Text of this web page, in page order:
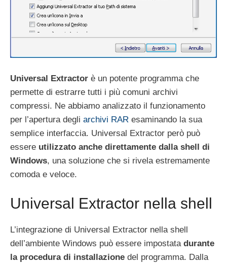
Universal Extractor è un potente programma che
permette di estrarre tutti i più comuni archivi
compressi. Ne abbiamo analizzato il funzionamento
per l’apertura degli archivi RAR esaminando la sua
semplice interfaccia. Universal Extractor però può
essere utilizzato anche direttamente dalla shell di
Windows, una soluzione che si rivela estremamente
comoda e veloce.
Universal Extractor nella shell
L’integrazione di Universal Extractor nella shell
dell’ambiente Windows può essere impostata durante
la procedura di installazione del programma. Dalla